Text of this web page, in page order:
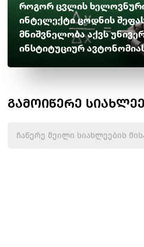
როგორ ცვლის
ინტელექტი ცოდნის
მნიშვნელობა აქვს
ინსტიტუციურ
გამოიწერე